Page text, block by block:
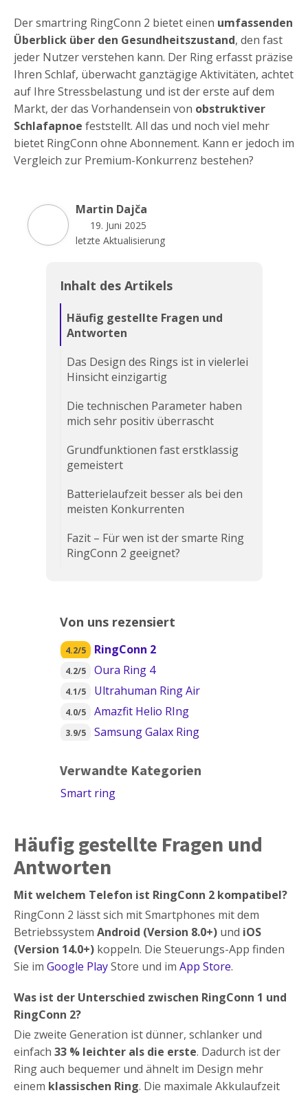
Der smartring RingConn 2 bietet einen umfassenden
Überblick über den Gesundheitszustand, den fast
jeder Nutzer verstehen kann. Der Ring erfasst präzise
Ihren Schlaf, überwacht ganztägige Aktivitäten, achtet
auf Ihre Stressbelastung und ist der erste auf dem
Markt, der das Vorhandensein von obstruktiver
Schlafapnoe feststellt. All das und noch viel mehr
bietet RingConn ohne Abonnement. Kann er jedoch im
Vergleich zur Premium-Konkurrenz bestehen?
Martin Dajča
19. Juni 2025
letzte Aktualisierung
Inhalt des Artikels
Häufig gestellte Fragen und
Antworten
Das Design des Rings ist in vielerlei
Hinsicht einzigartig
Die technischen Parameter haben
mich sehr positiv überrascht
Grundfunktionen fast erstklassig
gemeistert
Batterielaufzeit besser als bei den
meisten Konkurrenten
Fazit – Für wen ist der smarte Ring
RingConn 2 geeignet?
Von uns rezensiert
4.2/5 RingConn 2
4.2/5 Oura Ring 4
4.1/5 Ultrahuman Ring Air
4.0/5 Amazfit Helio RIng
3.9/5 Samsung Galax Ring
Verwandte Kategorien
Smart ring
Häufig gestellte Fragen und
Antworten
Mit welchem Telefon ist RingConn 2 kompatibel?
RingConn 2 lässt sich mit Smartphones mit dem
Betriebssystem Android (Version 8.0+) und iOS
(Version 14.0+) koppeln. Die Steuerungs-App finden
Sie im Google PlayStore und im App Store.
Was ist der Unterschied zwischen RingConn 1 und
RingConn 2?
Die zweite Generation ist dünner, schlanker und
einfach 33 % leichter als die erste. Dadurch ist der
Ring auch bequemer und ähnelt im Design mehr
einem klassischen Ring. Die maximale Akkulaufzeit